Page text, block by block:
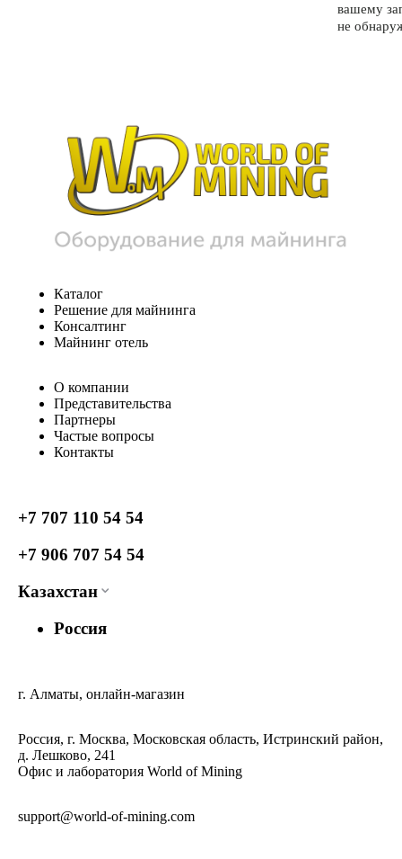
вашему
не
Каталог
Решение для майнинга
Консалтинг
Майнинг отель
О компании
Представительства
Партнеры
Частые вопросы
Контакты
+7 707 110 54 54
+7 906 707 54 54
Казахстан
Россия
г. Алматы, онлайн-магазин
Россия, г. Москва, Московская область, Истринский район,
д. Лешково, 241
Офис и лаборатория World of Mining
support@world-of-mining.com